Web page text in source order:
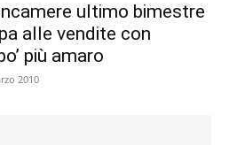
ultimo bimestre
alle vendite con
più amaro
2010